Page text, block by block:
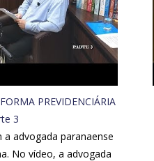
PREVIDENCIÁRIA
3
advogada paranaense
No vídeo, a advogada